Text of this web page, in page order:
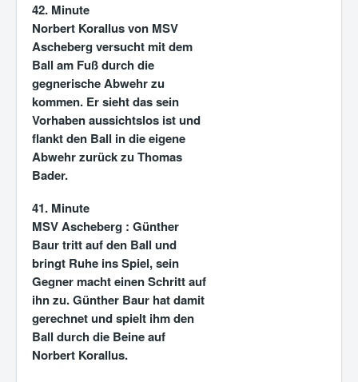
42. Minute
Norbert Korallus von MSV
Ascheberg versucht mit dem
Ball am Fuß durch die
gegnerische Abwehr zu
kommen. Er sieht das sein
Vorhaben aussichtslos ist und
flankt den Ball in die eigene
Abwehr zurück zu Thomas
Bader.
41. Minute
MSV Ascheberg : Günther
Baur tritt auf den Ball und
bringt Ruhe ins Spiel, sein
Gegner macht einen Schritt auf
ihn zu. Günther Baur hat damit
gerechnet und spielt ihm den
Ball durch die Beine auf
Norbert Korallus.